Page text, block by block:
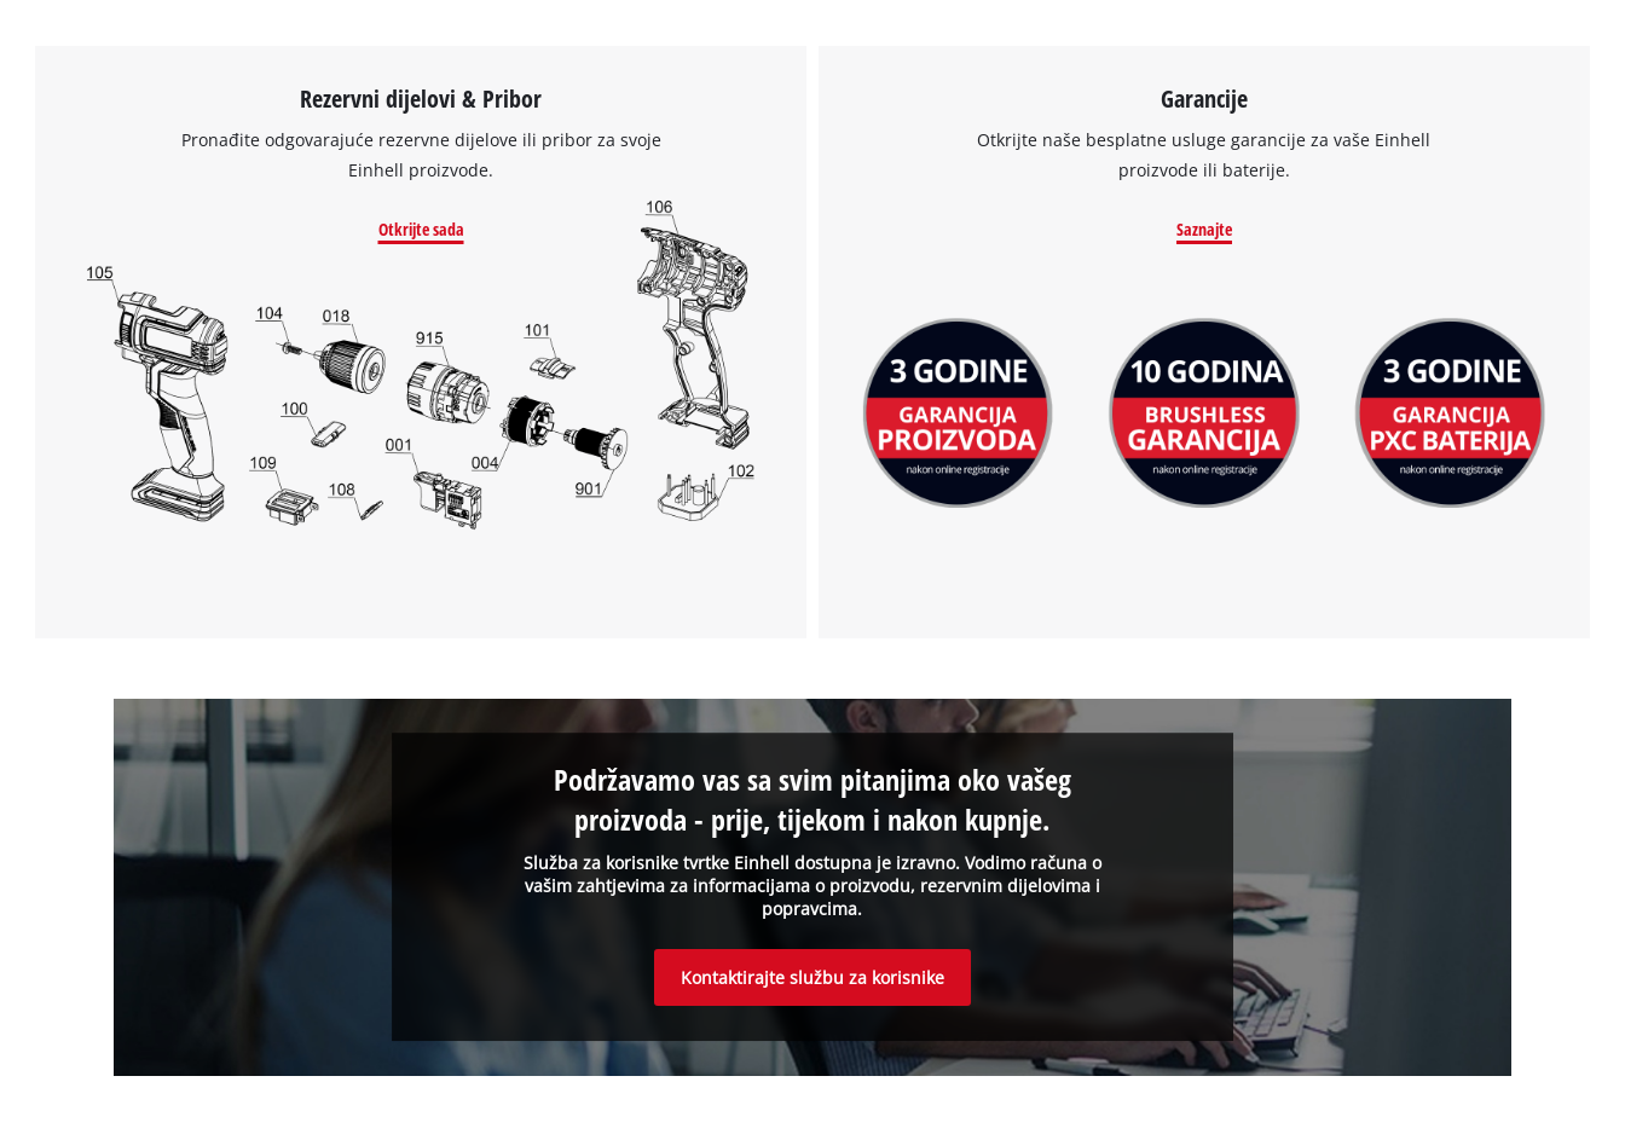
Rezervni dijelovi & Pribor
Pronađite odgovarajuće rezervne dijelove ili pribor za svoje
Einhell proizvode.
Otkrijte sada
Garancije
Otkrijte naše besplatne usluge garancije za vaše Einhell
proizvode ili baterije.
Saznajte
Služba za korisnike tvrtke Einhell dostupna je izravno. Vodimo računa o
vašim zahtjevima za informacijama o proizvodu, rezervnim dijelovima i
popravcima.
Podržavamo vas sa svim pitanjima oko vašeg
proizvoda - prije, tijekom i nakon kupnje.
Kontaktirajte službu za korisnike